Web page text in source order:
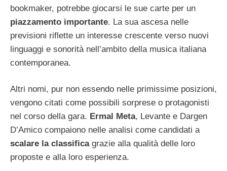
bookmaker, potrebbe giocarsi le sue carte per un
piazzamento importante. La sua ascesa nelle
previsioni riflette un interesse crescente verso nuovi
linguaggi e sonorità nell’ambito della musica italiana
contemporanea.
Altri nomi, pur non essendo nelle primissime posizioni,
vengono citati come possibili sorprese o protagonisti
nel corso della gara. Ermal Meta, Levante e Dargen
D’Amico compaiono nelle analisi come candidati a
scalare la classificagrazie alla qualità delle loro
proposte e alla loro esperienza.